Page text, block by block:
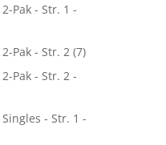
Pak - Str. 1 -
Pak - Str. 2 (7)
Pak - Str. 2 -
- Str. 1 -